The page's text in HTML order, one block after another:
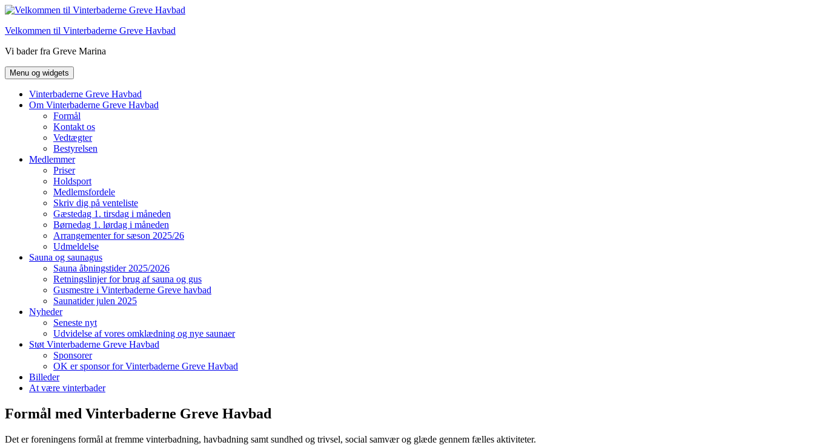
Hop
indhold
Velkommen til Vinterbaderne Greve Havbad
Vi bader fra Greve Marina
Menu og widgets
Vinterbaderne Greve Havbad
Om Vinterbaderne Greve Havbad
Formål
Kontakt os
Vedtægter
Bestyrelsen
Medlemmer
Priser
Holdsport
Medlemsfordele
Skriv dig på venteliste
Gæstedag 1. tirsdag i måneden
Børnedag 1. lørdag i måneden
Arrangementer for sæson 2025/26
Udmeldelse
Sauna og saunagus
Sauna åbningstider 2025/2026
Retningslinjer for brug af sauna og gus
Gusmestre i Vinterbaderne Greve havbad
Saunatider julen 2025
Nyheder
Seneste nyt
Udvidelse af vores omklædning og nye saunaer
Støt Vinterbaderne Greve Havbad
Sponsorer
OK er sponsor for Vinterbaderne Greve Havbad
Billeder
At være vinterbader
Formål med Vinterbaderne Greve Havbad
Det er foreningens formål at fremme vinterbadning, havbadning samt sundhed og trivsel, social samvær og glæde gennem fælles aktiviteter.